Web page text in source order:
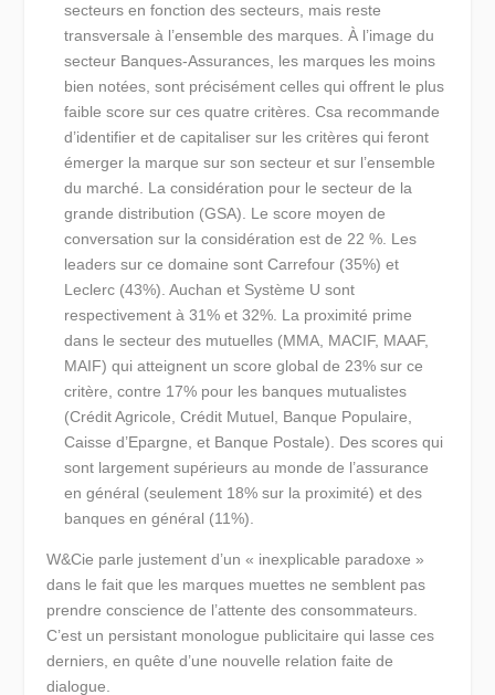
secteurs en fonction des secteurs, mais reste
transversale à l’ensemble des marques. À l’image du
secteur Banques-Assurances, les marques les moins
bien notées, sont précisément celles qui offrent le plus
faible score sur ces quatre critères. Csa recommande
d’identifier et de capitaliser sur les critères qui feront
émerger la marque sur son secteur et sur l’ensemble
du marché. La considération pour le secteur de la
grande distribution (GSA). Le score moyen de
conversation sur la considération est de 22 %. Les
leaders sur ce domaine sont Carrefour (35%) et
Leclerc (43%). Auchan et Système U sont
respectivement à 31% et 32%. La proximité prime
dans le secteur des mutuelles (MMA, MACIF, MAAF,
MAIF) qui atteignent un score global de 23% sur ce
critère, contre 17% pour les banques mutualistes
(Crédit Agricole, Crédit Mutuel, Banque Populaire,
Caisse d’Epargne, et Banque Postale). Des scores qui
sont largement supérieurs au monde de l’assurance
en général (seulement 18% sur la proximité) et des
banques en général (11%).
W&Cie parle justement d’un« inexplicable paradoxe »
dans le fait que les marques muettes ne semblent pas
prendre conscience de l’attente des consommateurs.
C’est un persistant monologue publicitaire qui lasse ces
derniers, en quête d’une nouvelle relation faite de
dialogue.